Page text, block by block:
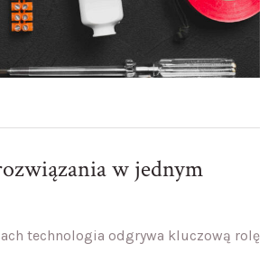
w jednym
technologia odgrywa kluczową rolę